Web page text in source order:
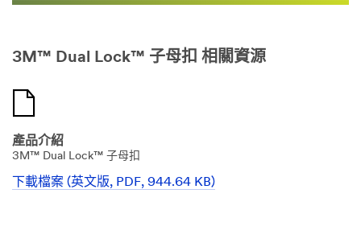
3M™ Dual Lock™ 子母扣 相關資源
產品介紹
3M™ Dual Lock™ 子母扣
下載檔案 (英文版, PDF, 944.64 KB)